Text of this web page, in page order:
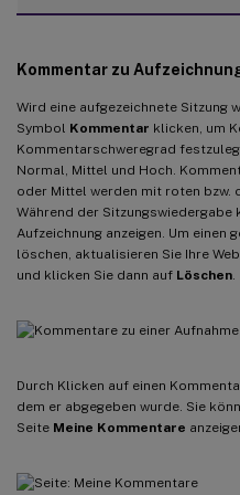
Kommentar zu
Wird eine aufgezeichnete Sitzung
Symbol Kommentar klicken, um
Kommentarschweregrad
Normal, Mittel und Hoch.
oder Mittel werden mit roten bzw.
Während der Sitzungswiedergabe
Aufzeichnung anzeigen. Um einen
löschen, aktualisieren Sie Ihre
und klicken Sie dann auf Löschen
Durch Klicken auf einen
dem er abgegeben wurde. Sie
Seite Meine Kommentare